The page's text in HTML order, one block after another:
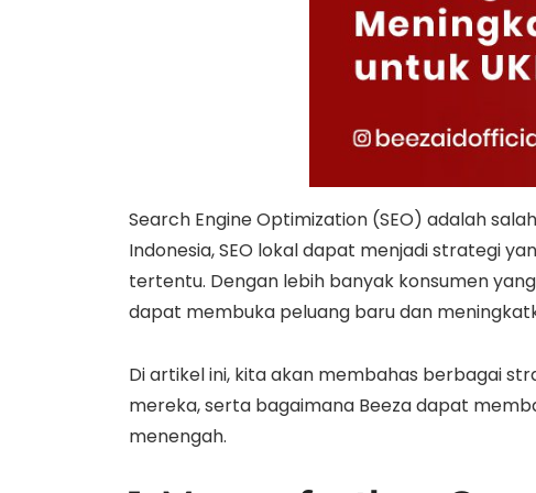
Search Engine Optimization (SEO) adalah
Indonesia, SEO lokal dapat menjadi strategi
tertentu. Dengan lebih banyak konsumen
dapat membuka peluang baru dan
Di artikel ini, kita akan membahas berbagai
mereka, serta bagaimana Beeza dapat
menengah.